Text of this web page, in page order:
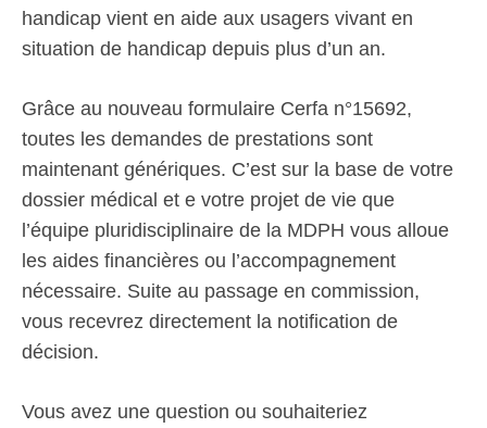
handicap vient en aide aux usagers vivant en
situation de handicap depuis plus d’un an.
Grâce au nouveau formulaire Cerfa n°15692,
toutes les demandes de prestations sont
maintenant génériques. C’est sur la base de votre
dossier médical et e votre projet de vie que
l’équipe pluridisciplinaire de la MDPH vous alloue
les aides financières ou l’accompagnement
nécessaire. Suite au passage en commission,
vous recevrez directement la notification de
décision.
Vous avez une question ou souhaiteriez